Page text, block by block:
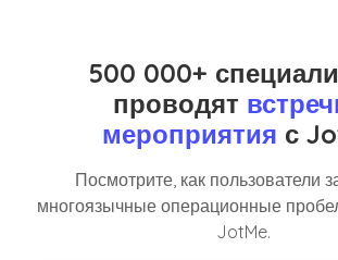
500 000+
проводят
мероприятия с
Посмотрите, как пользователи
многоязычные операционные
JotMe.